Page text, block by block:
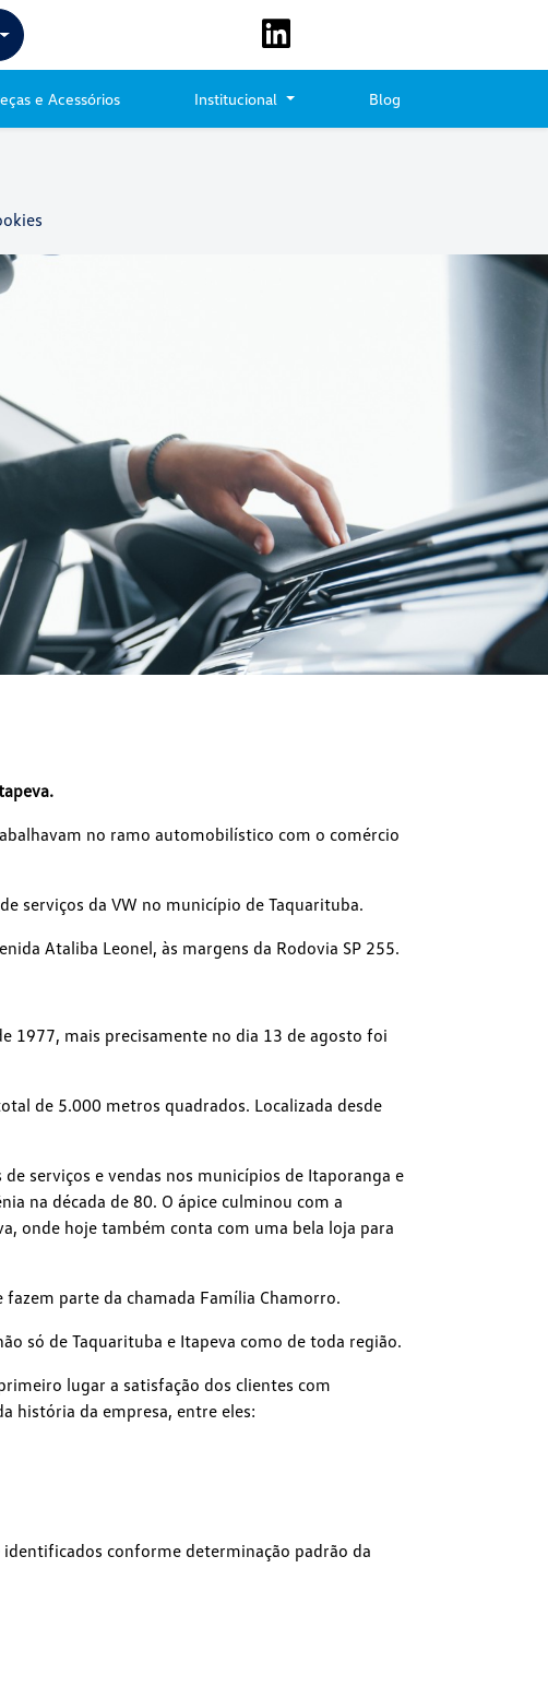
e Acessórios Institucional Blog
no ramo automobilístico com o comércio
serviços da VW no município de Taquarituba.
Ataliba Leonel, às margens da Rodovia SP 255.
1977, mais precisamente no dia 13 de agosto foi
de 5.000 metros quadrados. Localizada desde
serviços e vendas nos municípios de Itaporanga e
na década de 80. O ápice culminou com a
onde hoje também conta com uma bela loja para
parte da chamada Família Chamorro.
só de Taquarituba e Itapeva como de toda região.
lugar a satisfação dos clientes com
história da empresa, entre eles:
conforme determinação padrão da